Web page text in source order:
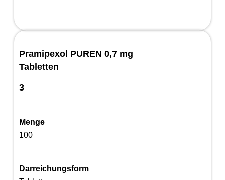
Pramipexol PUREN 0,7 mg
Tabletten
3
Menge
100
Darreichungsform